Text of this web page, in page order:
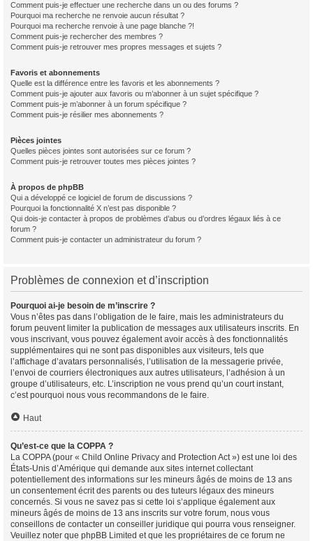
Comment puis-je effectuer une recherche dans un ou des forums ?
Pourquoi ma recherche ne renvoie aucun résultat ?
Pourquoi ma recherche renvoie à une page blanche ?!
Comment puis-je rechercher des membres ?
Comment puis-je retrouver mes propres messages et sujets ?
Favoris et abonnements
Quelle est la différence entre les favoris et les abonnements ?
Comment puis-je ajouter aux favoris ou m’abonner à un sujet spécifique ?
Comment puis-je m’abonner à un forum spécifique ?
Comment puis-je résilier mes abonnements ?
Pièces jointes
Quelles pièces jointes sont autorisées sur ce forum ?
Comment puis-je retrouver toutes mes pièces jointes ?
À propos de phpBB
Qui a développé ce logiciel de forum de discussions ?
Pourquoi la fonctionnalité X n’est pas disponible ?
Qui dois-je contacter à propos de problèmes d’abus ou d’ordres légaux liés à ce
forum ?
Comment puis-je contacter un administrateur du forum ?
Problèmes de connexion et d’inscription
Pourquoi ai-je besoin de m’inscrire ?
Vous n’êtes pas dans l’obligation de le faire, mais les administrateurs du
forum peuvent limiter la publication de messages aux utilisateurs inscrits. En
vous inscrivant, vous pouvez également avoir accès à des fonctionnalités
supplémentaires qui ne sont pas disponibles aux visiteurs, tels que
l’affichage d’avatars personnalisés, l’utilisation de la messagerie privée,
l’envoi de courriers électroniques aux autres utilisateurs, l’adhésion à un
groupe d’utilisateurs, etc. L’inscription ne vous prend qu’un court instant,
c’est pourquoi nous vous recommandons de le faire.
Haut
Qu’est-ce que la COPPA ?
La COPPA (pour « Child Online Privacy and Protection Act ») est une loi des
États-Unis d’Amérique qui demande aux sites internet collectant
potentiellement des informations sur les mineurs âgés de moins de 13 ans
un consentement écrit des parents ou des tuteurs légaux des mineurs
concernés. Si vous ne savez pas si cette loi s’applique également aux
mineurs âgés de moins de 13 ans inscrits sur votre forum, nous vous
conseillons de contacter un conseiller juridique qui pourra vous renseigner.
Veuillez noter que phpBB Limited et que les propriétaires de ce forum ne